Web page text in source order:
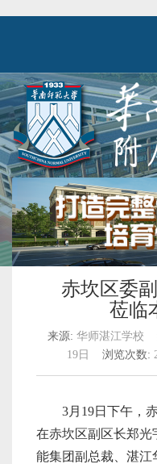
赤坎区委
莅临
来源: 华师湛江学校
19日
浏览次数:
3月19日下午，赤
在赤坎区副区长郑光
能集团副总裁、湛江